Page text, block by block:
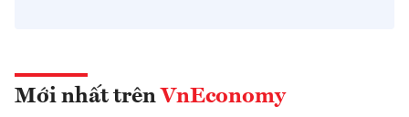
Mới nhất trên VnEconomy